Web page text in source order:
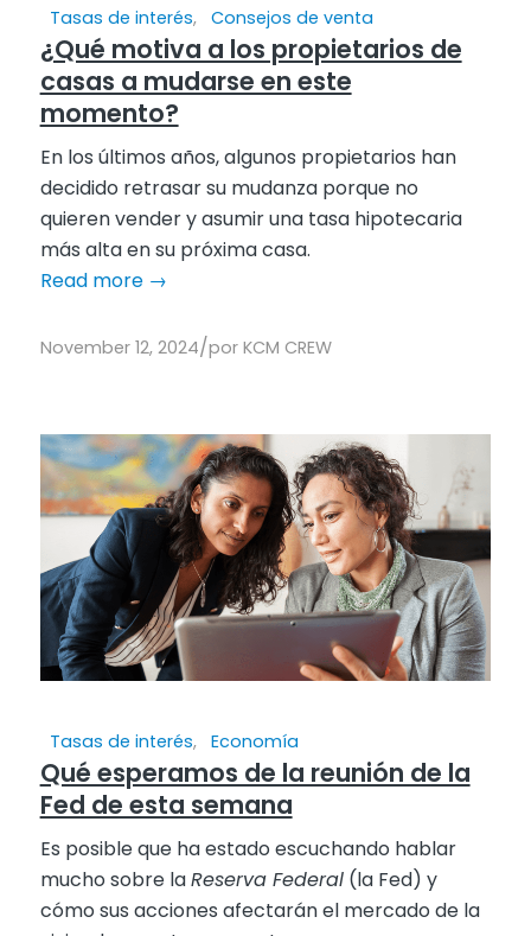
Tasas de interés, Consejos de venta
¿Qué motiva a los propietarios de
casas a mudarse en este
momento?
En los últimos años, algunos propietarios han
decidido retrasar su mudanza porque no
quieren vender y asumir una tasa hipotecaria
más alta en su próxima casa.
Read more→
November 12, 2024/por KCM CREW
Tasas de interés, Economía
Qué esperamos de la reunión de la
Fed de esta semana
Es posible que ha estado escuchando hablar
mucho sobre laReserva Federal(la Fed) y
cómo sus acciones afectarán el mercado de la